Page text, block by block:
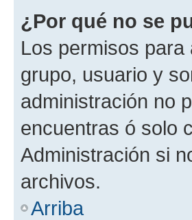
¿Por qué no se
Los permisos
grupo, usuario y
administración no
encuentras ó solo
Administración si
archivos.
Arriba